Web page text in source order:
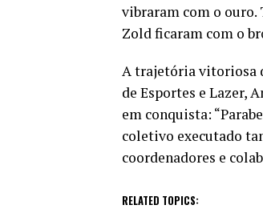
vibraram com o ouro.
Zold ficaram com o
A trajetória vitoriosa
de Esportes e Lazer,
em conquista:
coletivo executado
coordenadores e
RELATED TOPICS: